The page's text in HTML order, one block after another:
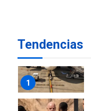
Tendencias
1